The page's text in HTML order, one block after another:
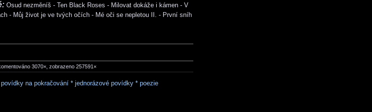
Osud nezměníš - Ten Black Roses - Milovat dokáže i kámen - V
- Můj život je ve tvých očích - Mé oči se nepletou II. - První sníh
komentováno 3070×, zobrazeno 257591×
povídky na pokračování * jednorázové povídky * poezie